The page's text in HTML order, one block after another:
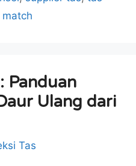
Panduan
Ulang dari
Tas